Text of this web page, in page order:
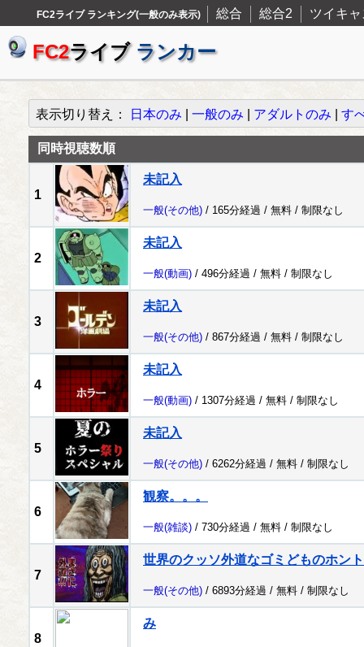
FC2ライブ ランキング(一般のみ表示) 総合 総合2 ツイキャ
FC2ライブ ランカー
表示切り替え： 日本のみ 一般のみ アダルトのみ す
同時視聴数順
1
未記入
一般(その他) / 165分経過 / 無料 / 制限なし
2
未記入
一般(動画) / 496分経過 / 無料 / 制限なし
3
未記入
一般(その他) / 867分経過 / 無料 / 制限なし
4
未記入
一般(動画) / 1307分経過 / 無料 / 制限なし
5
未記入
一般(その他) / 6262分経過 / 無料 / 制限なし
6
観察。。。
一般(雑談) / 730分経過 / 無料 / 制限なし
7
世界のクッソ外道なゴミどものホン
一般(その他) / 6893分経過 / 無料 / 制限なし
8
み